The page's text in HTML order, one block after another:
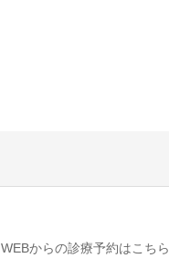
WEBからの診療予約はこちら